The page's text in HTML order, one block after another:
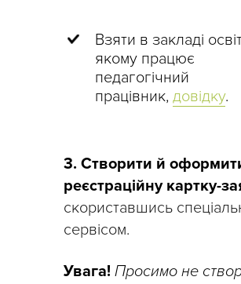
Взяти в закладі
якому працює
педагогічний
працівник, довідку.
3. Створити й
реєстраційну картку-
скориставшись
сервісом.
Увага! Просимо не